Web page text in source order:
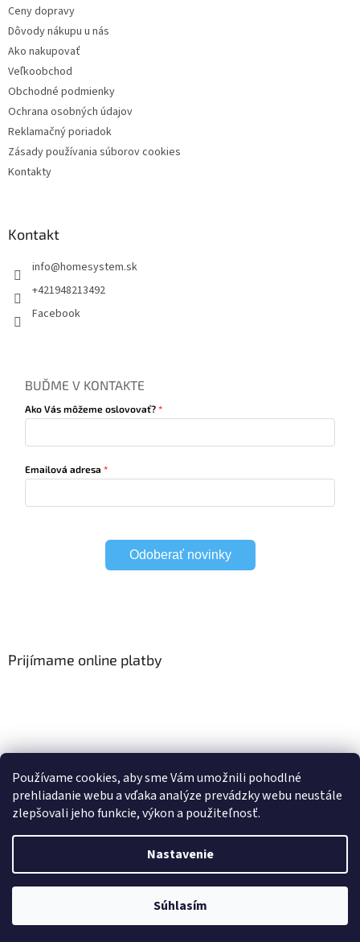
Používame cookies, aby sme Vám umožnili pohodlné
prehliadanie webu a vďaka analýze prevádzky webu neustále
zlepšovali jeho funkcie, výkon a použiteľnosť.
Nastavenie
Súhlasím
Ceny dopravy
Dôvody nákupu u nás
Ako nakupovať
Veľkoobchod
Obchodné podmienky
Ochrana osobných údajov
Reklamačný poriadok
Zásady používania súborov cookies
Kontakty
Kontakt
info@homesystem.sk
+421948213492
Facebook
BUĎME V KONTAKTE
Ako Vás môžeme oslovovať?
Emailová adresa
Odoberať novinky
Prijímame online platby
Copyright 2026HomeSystem.sk. Všetky práva vyhradené.Upraviť
nastavenie cookies